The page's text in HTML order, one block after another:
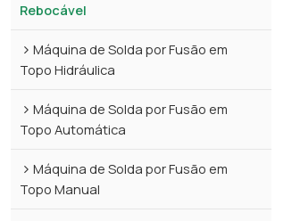
Rebocável
Máquina de Solda por Fusão em
Topo Hidráulica
Máquina de Solda por Fusão em
Topo Automática
Máquina de Solda por Fusão em
Topo Manual